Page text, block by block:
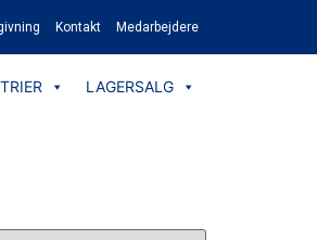
Kontakt Medarbejdere
LAGERSALG